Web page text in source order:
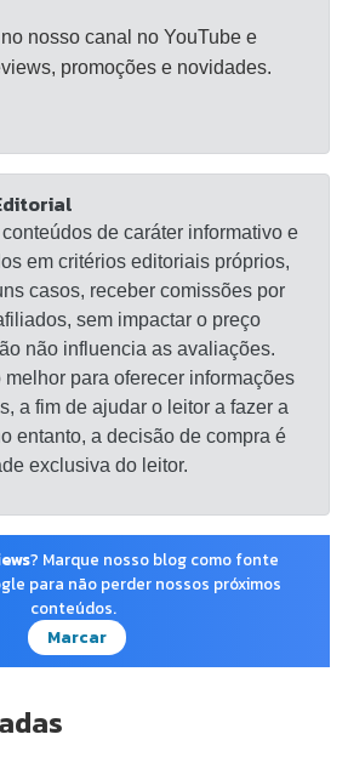
nosso canal no YouTube e
promoções e novidades.
de caráter informativo e
em critérios editoriais próprios,
casos, receber comissões por
sem impactar o preço
não influencia as avaliações.
melhor para oferecer informações
a fim de ajudar o leitor a fazer a
entanto, a decisão de compra é
exclusiva do leitor.
? Marque nosso blog como fonte
para não perder nossos próximos
conteúdos.
Marcar